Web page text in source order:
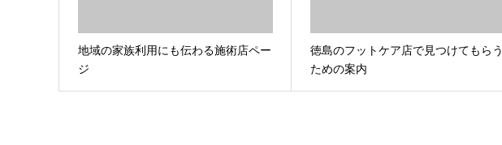
地域の家族利用にも伝わる施術店ペー
ジ
徳島のフットケア店で見つけてもらう
ための案内